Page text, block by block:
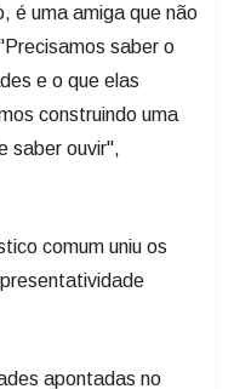
é uma amiga que não
saber o
e o que elas
construindo uma
saber ouvir",
comum uniu os
apontadas no